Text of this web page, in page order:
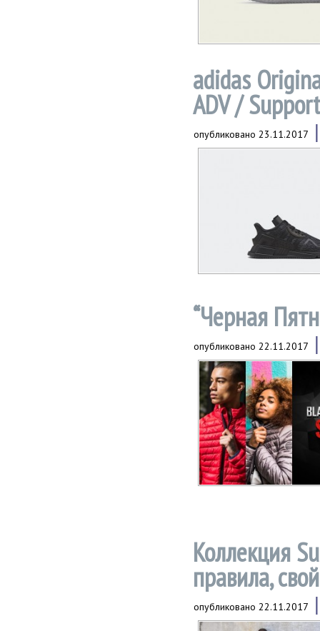
adidas
ADV /
опубликовано 23.11.2017
“Черная
опубликовано 22.11.2017
Коллекция
правила,
опубликовано 22.11.2017